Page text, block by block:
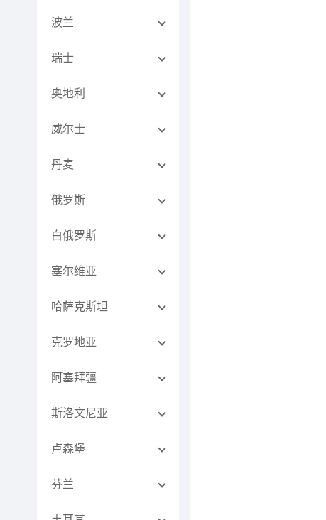
波兰
瑞士
奥地利
威尔士
丹麦
俄罗斯
白俄罗斯
塞尔维亚
哈萨克斯坦
克罗地亚
阿塞拜疆
斯洛文尼亚
卢森堡
芬兰